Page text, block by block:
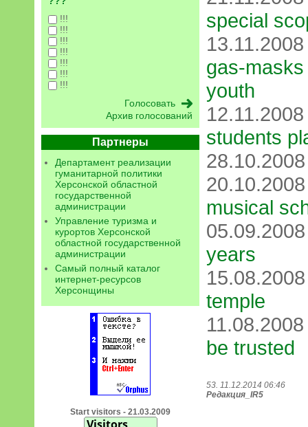
!!!
!!!
!!!
!!!
!!!
!!!
!!!
Архив голосований
Партнеры
Департамент реализации
гуманитарной политики
Херсонской областной
государственной
администрации
Управление туризма и
курортов Херсонской
областной государственной
администрации
Самый полный каталог
интернет-ресурсов
Херсонщины
Start visitors - 21.03.2009
special
gas-
youth
students
musical
years
temple
be trusted
53. 11.12.2014 06:46
Редакция_IR5